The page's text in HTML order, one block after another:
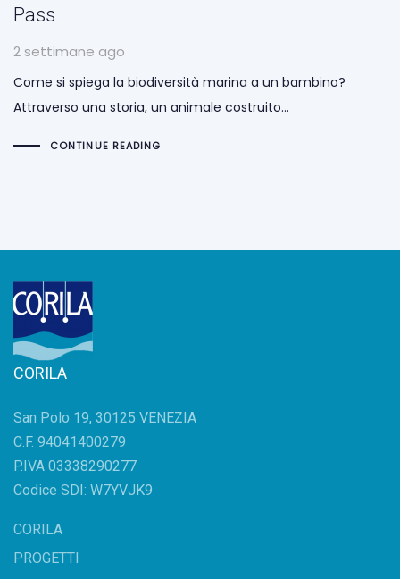
Pass
2 settimane ago
Come si spiega la biodiversità marina a un bambino?
Attraverso una storia, un animale costruito…
CONTINUE READING
CORILA
San Polo 19, 30125 VENEZIA
C.F. 94041400279
P.IVA 03338290277
Codice SDI: W7YVJK9
CORILA
PROGETTI